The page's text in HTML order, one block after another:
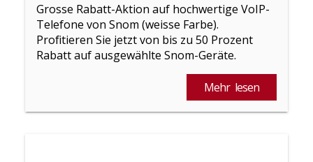
Grosse Rabatt-Aktion auf hochwertige VoIP-
Telefone von Snom (weisse Farbe).
Profitieren Sie jetzt von bis zu 50 Prozent
Rabatt auf ausgewählte Snom-Geräte.
Mehr lesen